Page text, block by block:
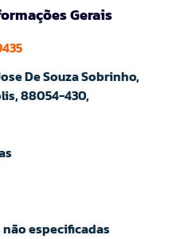
Gerais
De Souza Sobrinho,
88054-430,
especificadas